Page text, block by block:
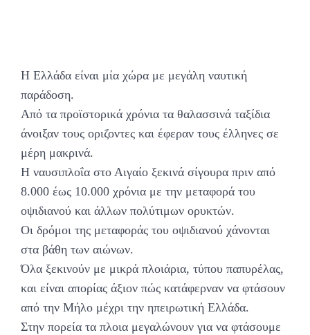
Η Ελλάδα είναι μία χώρα με μεγάλη ναυτική
παράδοση.
Από τα προϊστορικά χρόνια τα θαλασσινά ταξίδια
άνοιξαν τους οριζοντες και έφεραν τους έλληνες σε
μέρη μακρινά.
Η ναυσιπλοΐα στο Αιγαίο ξεκινά σίγουρα πριν από
8.000 έως 10.000 χρόνια με την μεταφορά του
οψιδιανού και άλλων πολύτιμων ορυκτών.
Οι δρόμοι της μεταφοράς του οψιδιανού χάνονται
στα βάθη των αιώνων.
Όλα ξεκινούν με μικρά πλοιάρια, τύπου παπυρέλας,
και είναι απορίας άξιον πώς κατάφερναν να φτάσουν
από την Μήλο μέχρι την ηπειρωτική Ελλάδα.
Στην πορεία τα πλοια μεγαλώνουν για να φτάσουμε